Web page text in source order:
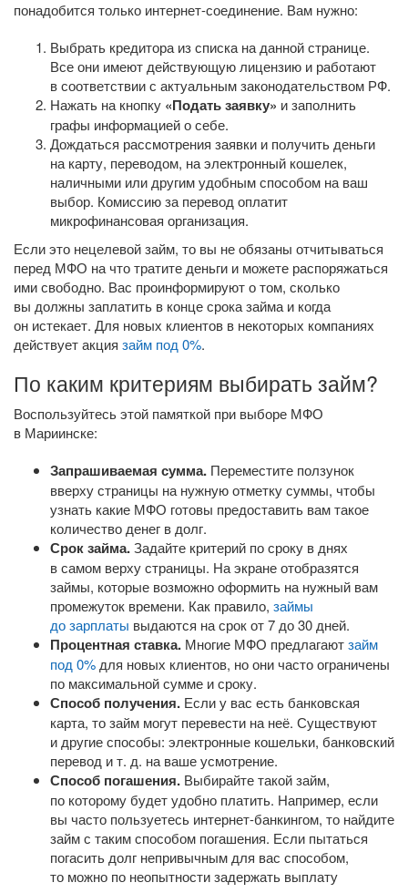
понадобится только интернет-соединение. Вам нужно:
Выбрать кредитора из списка на данной странице.
Все они имеют действующую лицензию и работают
в соответствии с актуальным законодательством РФ.
Нажать на кнопку «Подать заявку» и заполнить
графы информацией о себе.
Дождаться рассмотрения заявки и получить деньги
на карту, переводом, на электронный кошелек,
наличными или другим удобным способом на ваш
выбор. Комиссию за перевод оплатит
микрофинансовая организация.
Если это нецелевой займ, то вы не обязаны отчитываться
перед МФО на что тратите деньги и можете распоряжаться
ими свободно. Вас проинформируют о том, сколько
вы должны заплатить в конце срока займа и когда
он истекает. Для новых клиентов в некоторых компаниях
действует акция займ под 0%.
По каким критериям выбирать займ?
Воспользуйтесь этой памяткой при выборе МФО
в Мариинске:
Запрашиваемая сумма. Переместите ползунок
вверху страницы на нужную отметку суммы, чтобы
узнать какие МФО готовы предоставить вам такое
количество денег в долг.
Срок займа.Задайте критерий по сроку в днях
в самом верху страницы. На экране отобразятся
займы, которые возможно оформить на нужный вам
промежуток времени. Как правило, займы
до зарплаты выдаются на срок от 7 до 30 дней.
Процентная ставка. Многие МФО предлагаютзайм
под 0% для новых клиентов, но они часто ограничены
по максимальной сумме и сроку.
Способ получения. Если у вас есть банковская
карта, то займ могут перевести на неё. Существуют
и другие способы: электронные кошельки, банковский
перевод и т. д. на ваше усмотрение.
Способ погашения. Выбирайте такой займ,
по которому будет удобно платить. Например, если
вы часто пользуетесь интернет-банкингом, то найдите
займ с таким способом погашения. Если пытаться
погасить долг непривычным для вас способом,
то можно по неопытности задержать выплату